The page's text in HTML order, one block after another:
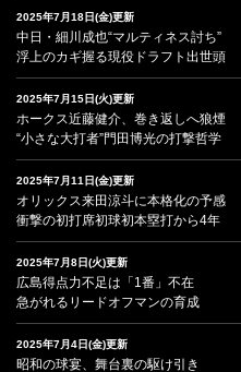
2025年7月18日(金)更新
中日・細川成也“マルティネス討ち”
浮上のカギ握る現役ドラフト出世頭
2025年7月15日(火)更新
ホークス近藤健介、巻き返しへ狼煙
“小さな大打者”門田博光の打撃哲学
2025年7月11日(金)更新
オリックス来田涼斗に本格化の予感
衝撃の初打席初球初本塁打から4年
2025年7月8日(火)更新
広島得点力不足は「1番」不在
急がれるリードオフマンの育成
2025年7月4日(金)更新
昭和の球宴、舞台裏の駆け引き